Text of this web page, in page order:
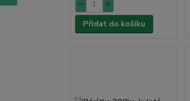
Přidat do košíku